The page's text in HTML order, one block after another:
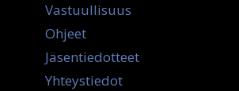
Vastuullisuus
Ohjeet
Jäsentiedotteet
Yhteystiedot